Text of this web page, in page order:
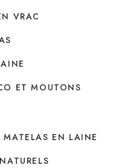
VRAC
ET MOUTONS
MATELAS EN LAINE